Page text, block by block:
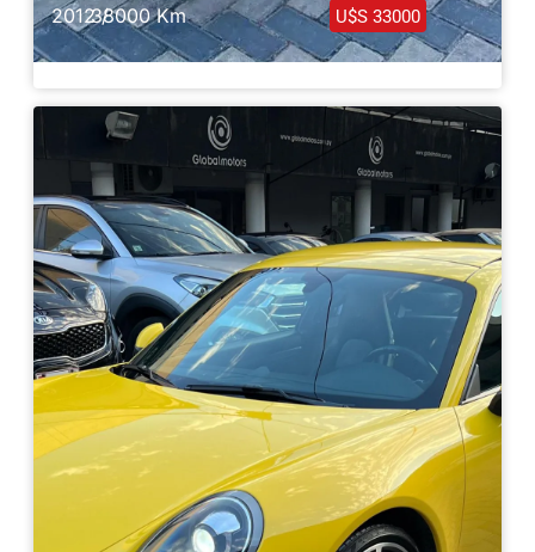
2012 /38000 Km U$S 33000
Porsche Cayenne S 2012
Haz clic aquí